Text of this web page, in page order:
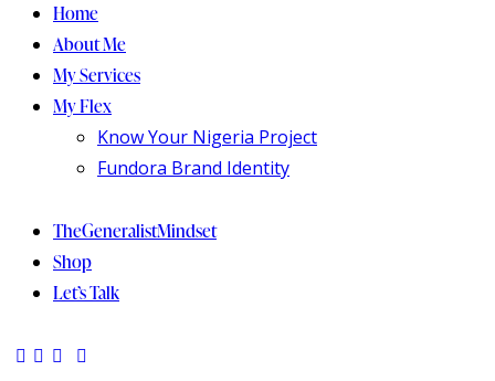
Home
About Me
My Services
My Flex
Know Your Nigeria Project
Fundora Brand Identity
TheGeneralistMindset
Shop
Let’s Talk